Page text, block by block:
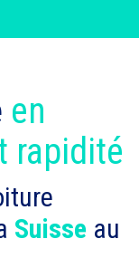
en
rapidité
Suisse au